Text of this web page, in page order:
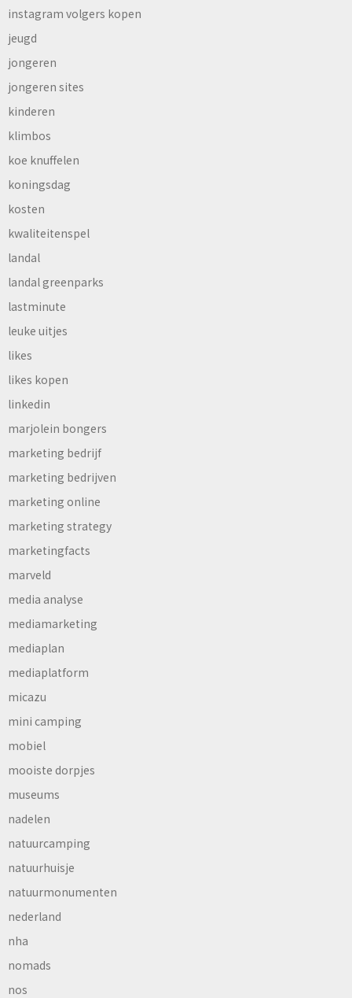
instagram volgers kopen
jeugd
jongeren
jongeren sites
kinderen
klimbos
koe knuffelen
koningsdag
kosten
kwaliteitenspel
landal
landal greenparks
lastminute
leuke uitjes
likes
likes kopen
linkedin
marjolein bongers
marketing bedrijf
marketing bedrijven
marketing online
marketing strategy
marketingfacts
marveld
media analyse
mediamarketing
mediaplan
mediaplatform
micazu
mini camping
mobiel
mooiste dorpjes
museums
nadelen
natuurcamping
natuurhuisje
natuurmonumenten
nederland
nha
nomads
nos